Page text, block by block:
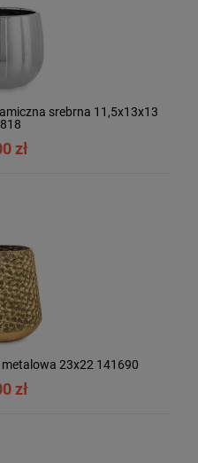
srebrna 11,5x13x13
zł
23x22 141690
zł